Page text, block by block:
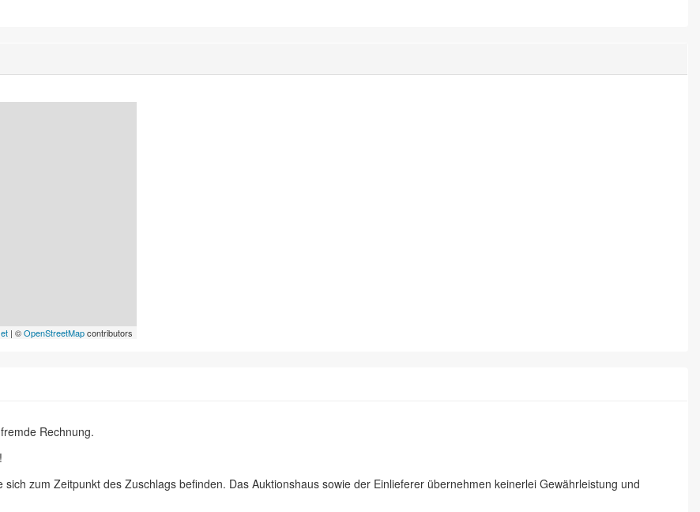
| ©OpenStreetMapcontributors
Rechnung.
zum Zeitpunkt des Zuschlags befinden. Das Auktionshaus sowie der Einlieferer übernehmen keinerlei Gewährleistung und